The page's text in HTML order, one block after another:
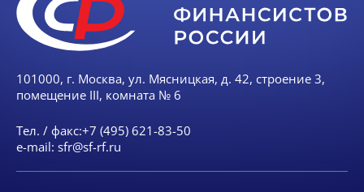
101000, г. Москва, ул. Мясницкая, д. 42, строение 3,
помещение III, комната № 6
Тел. / факс:+7 (495) 621-83-50
e-mail: sfr@sf-rf.ru